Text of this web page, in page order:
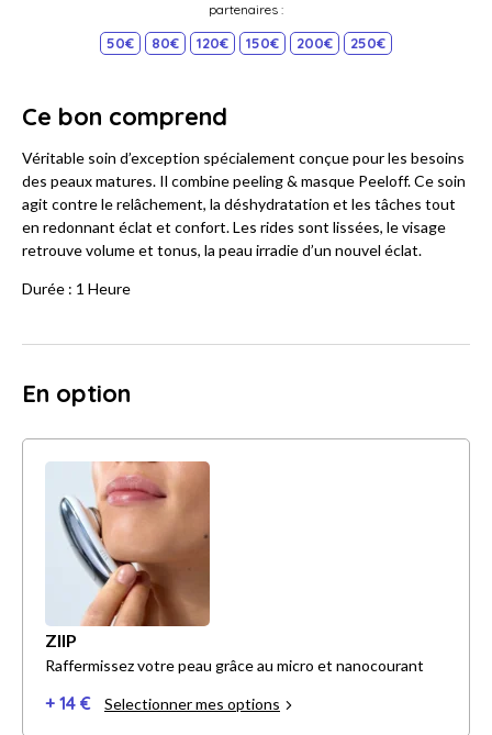
partenaires :
50€ 80€ 120€ 150€ 200€ 250€
Ce bon comprend
Véritable soin d’exception spécialement conçue pour les besoins
des peaux matures. Il combine peeling & masque Peeloff. Ce soin
agit contre le relâchement, la déshydratation et les tâches tout
en redonnant éclat et confort. Les rides sont lissées, le visage
retrouve volume et tonus, la peau irradie d’un nouvel éclat.
Durée : 1 Heure
En option
ZIIP
Raffermissez votre peau grâce au micro et nanocourant
+ 14 € Selectionner mes options